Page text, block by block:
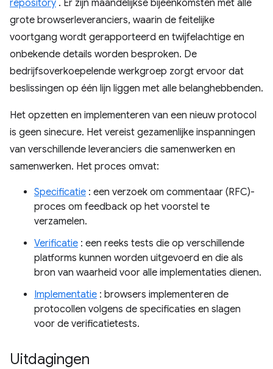
repository . Er zijn maandelijkse bijeenkomsten met alle
grote browserleveranciers, waarin de feitelijke
voortgang wordt gerapporteerd en twijfelachtige en
onbekende details worden besproken. De
bedrijfsoverkoepelende werkgroep zorgt ervoor dat
beslissingen op één lijn liggen met alle belanghebbenden.
Het opzetten en implementeren van een nieuw protocol
is geen sinecure. Het vereist gezamenlijke inspanningen
van verschillende leveranciers die samenwerken en
samenwerken. Het proces omvat:
Specificatie : een verzoek om commentaar (RFC)-
proces om feedback op het voorstel te
verzamelen.
Verificatie : een reeks tests die op verschillende
platforms kunnen worden uitgevoerd en die als
bron van waarheid voor alle implementaties dienen.
Implementatie : browsers implementeren de
protocollen volgens de specificaties en slagen
voor de verificatietests.
Uitdagingen